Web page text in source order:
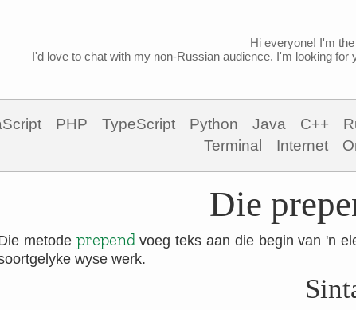
Hi everyone! I'm
I'd love to chat with my non-Russian audience. I'm looking
PHP TypeScript Python Java C++
Terminal
Internet
Die
metode prependvoeg teks aan die begin van 'n
wyse werk.